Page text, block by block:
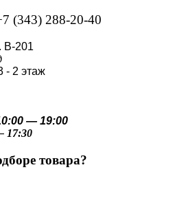
(343) 288-20-40
В-201
- 2 этаж
— 19:00
17:30
товара?